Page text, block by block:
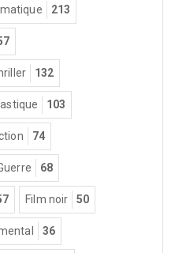
213
132
103
74
68
Film noir 50
36